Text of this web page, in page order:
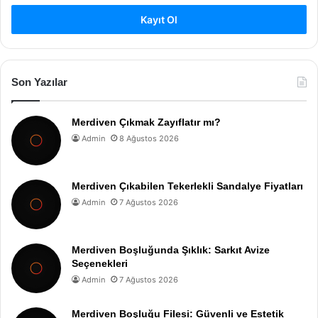
Kayıt Ol
Son Yazılar
Merdiven Çıkmak Zayıflatır mı?
Admin 8 Ağustos 2026
Merdiven Çıkabilen Tekerlekli Sandalye Fiyatları
Admin 7 Ağustos 2026
Merdiven Boşluğunda Şıklık: Sarkıt Avize
Seçenekleri
Admin 7 Ağustos 2026
Merdiven Boşluğu Filesi: Güvenli ve Estetik